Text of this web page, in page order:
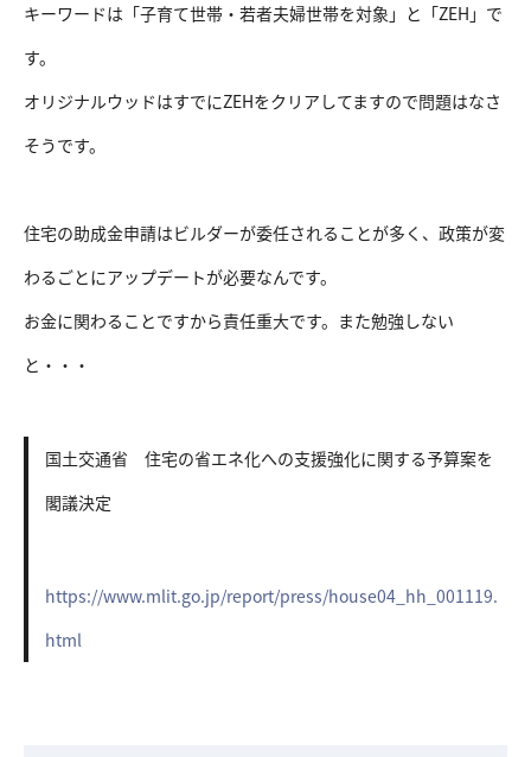
キーワードは「子育て世帯・若者夫婦世帯を対象」と「ZEH」で
す。
オリジナルウッドはすでにZEHをクリアしてますので問題はなさ
そうです。
住宅の助成金申請はビルダーが委任されることが多く、政策が変
わるごとにアップデートが必要なんです。
お金に関わることですから責任重大です。また勉強しない
と・・・
国土交通省 住宅の省エネ化への支援強化に関する予算案を
閣議決定
https://www.mlit.go.jp/report/press/house04_hh_001119.
html